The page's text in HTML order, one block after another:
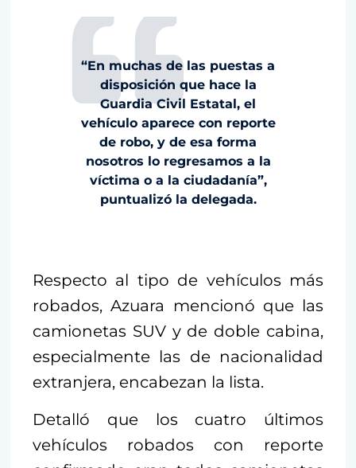
“En muchas de las puestas a
disposición que hace la
Guardia Civil Estatal, el
vehículo aparece con reporte
de robo, y de esa forma
nosotros lo regresamos a la
víctima o a la ciudadanía”,
puntualizó la delegada.
Respecto al tipo de vehículos más
robados, Azuara mencionó que las
camionetas SUV y de doble cabina,
especialmente las de nacionalidad
extranjera, encabezan la lista.
Detalló que los cuatro últimos
vehículos robados con reporte